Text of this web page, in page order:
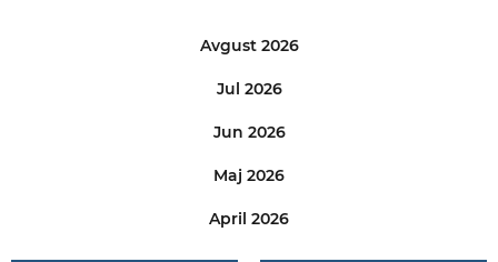
Avgust 2026
Jul 2026
Jun 2026
Maj 2026
April 2026